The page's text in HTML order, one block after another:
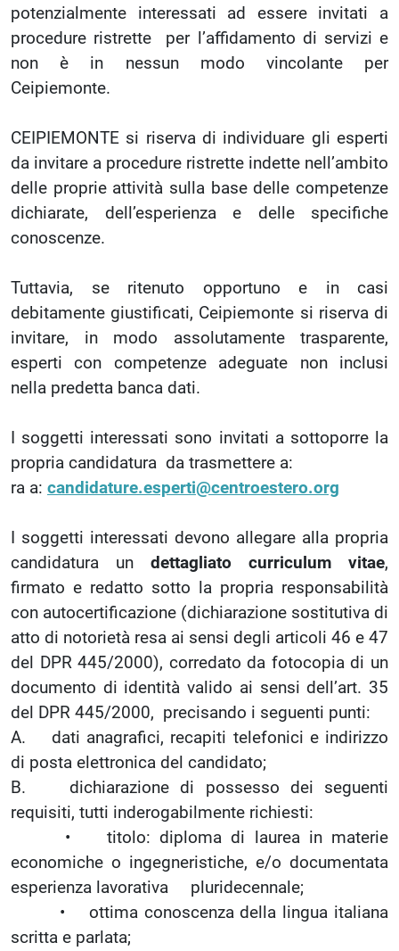
potenzialmente interessati ad essere invitati a
procedure ristrette per l’affidamento di servizi e
non è in nessun modo vincolante per
Ceipiemonte.
CEIPIEMONTE si riserva di individuare gli esperti
da invitare a procedure ristrette indette nell’ambito
delle proprie attività sulla base delle competenze
dichiarate, dell’esperienza e delle specifiche
conoscenze.
Tuttavia, se ritenuto opportuno e in casi
debitamente giustificati, Ceipiemonte si riserva di
invitare, in modo assolutamente trasparente,
esperti con competenze adeguate non inclusi
nella predetta banca dati.
I soggetti interessati sono invitati a sottoporre la
propria candidatura da trasmettere a:
ra a: candidature.esperti@centroestero.org
I soggetti interessati devono allegare alla propria
candidatura un dettagliato curriculum vitae,
firmato e redatto sotto la propria responsabilità
con autocertificazione (dichiarazione sostitutiva di
atto di notorietà resa ai sensi degli articoli 46 e 47
del DPR 445/2000), corredato da fotocopia di un
documento di identità valido ai sensi dell’art. 35
del DPR 445/2000, precisando i seguenti punti:
A. dati anagrafici, recapiti telefonici e indirizzo
di posta elettronica del candidato;
B. dichiarazione di possesso dei seguenti
requisiti, tutti inderogabilmente richiesti:
• titolo: diploma di laurea in materie
economiche o ingegneristiche, e/o documentata
esperienza lavorativa pluridecennale;
• ottima conoscenza della lingua italiana
scritta e parlata;